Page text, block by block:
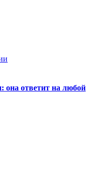
она ответит на любой